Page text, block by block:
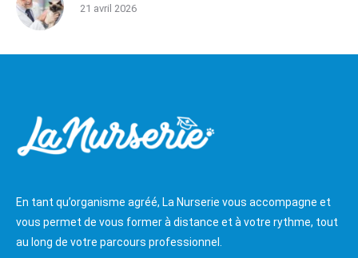
21 avril 2026
En tant qu’organisme agréé, La Nurserie vous accompagne et
vous permet de vous former à distance et à votre rythme, tout
au long de votre parcours professionnel.